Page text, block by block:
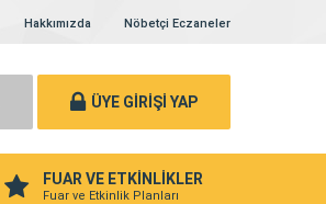
Hakkımızda Nöbetçi Eczaneler
ÜYE GİRİŞİ YAP
FUAR VE ETKİNLİKLER
Fuar ve Etkinlik Planları